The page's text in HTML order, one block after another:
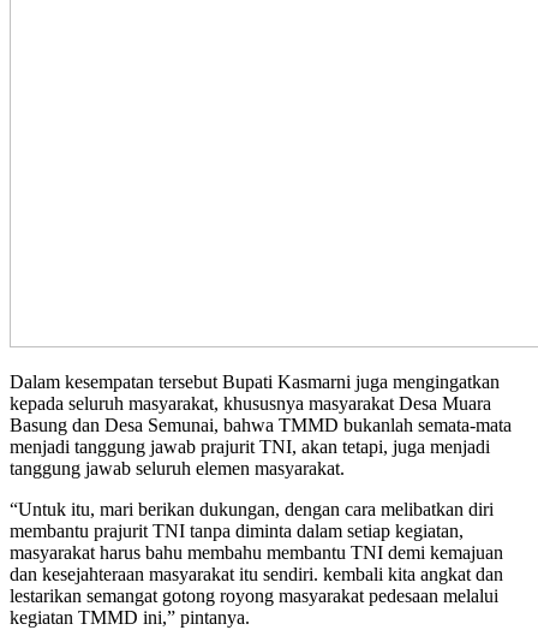
Dalam kesempatan tersebut Bupati Kasmarni juga mengingatkan
kepada seluruh masyarakat, khususnya masyarakat Desa Muara
Basung dan Desa Semunai, bahwa TMMD bukanlah semata-mata
menjadi tanggung jawab prajurit TNI, akan tetapi, juga menjadi
tanggung jawab seluruh elemen masyarakat.
“Untuk itu, mari berikan dukungan, dengan cara melibatkan diri
membantu prajurit TNI tanpa diminta dalam setiap kegiatan,
masyarakat harus bahu membahu membantu TNI demi kemajuan
dan kesejahteraan masyarakat itu sendiri. kembali kita angkat dan
lestarikan semangat gotong royong masyarakat pedesaan melalui
kegiatan TMMD ini,” pintanya.